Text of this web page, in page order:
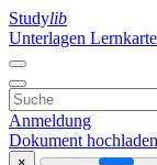
Studylib
Unterlagen
Anmeldung
Dokument hochladen